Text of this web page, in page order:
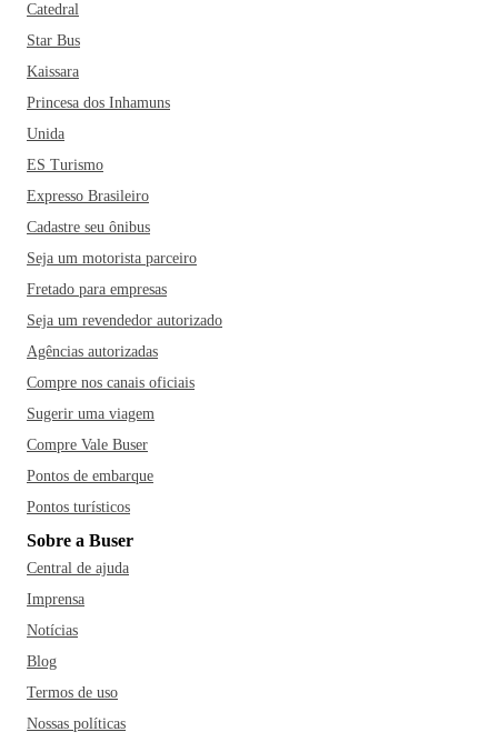
Catedral
Star Bus
Kaissara
Princesa dos Inhamuns
Unida
ES Turismo
Expresso Brasileiro
Cadastre seu ônibus
Seja um motorista parceiro
Fretado para empresas
Seja um revendedor autorizado
Agências autorizadas
Compre nos canais oficiais
Sugerir uma viagem
Compre Vale Buser
Pontos de embarque
Pontos turísticos
Sobre a Buser
Central de ajuda
Imprensa
Notícias
Blog
Termos de uso
Nossas políticas